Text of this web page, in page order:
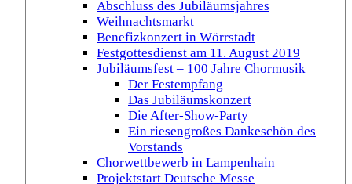
Abschluss des Jubiläumsjahres
Weihnachtsmarkt
Benefizkonzert in Wörrstadt
Festgottesdienst am 11. August 2019
Jubiläumsfest – 100 Jahre Chormusik
Der Festempfang
Das Jubiläumskonzert
Die After-Show-Party
Ein riesengroßes Dankeschön des
Vorstands
Chorwettbewerb in Lampenhain
Projektstart Deutsche Messe